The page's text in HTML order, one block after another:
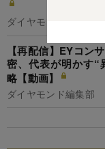
ダイヤモンド編集部,
【再配信】EYコン
密、代表が明かす“
略【動画】
ダイヤモンド編集部